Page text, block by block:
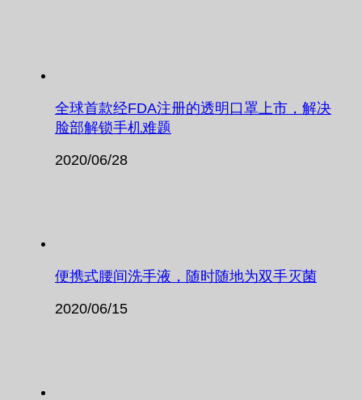
全球首款经FDA注册的透明口罩上市，解决
脸部解锁手机难题
2020/06/28
便携式腰间洗手液，随时随地为双手灭菌
2020/06/15